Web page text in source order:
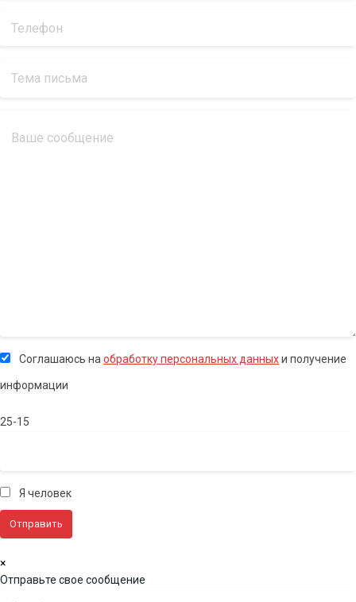
Соглашаюсь на обработку персональных данныхи получение
информации
25-15
Я человек
×
Отправьте свое сообщение